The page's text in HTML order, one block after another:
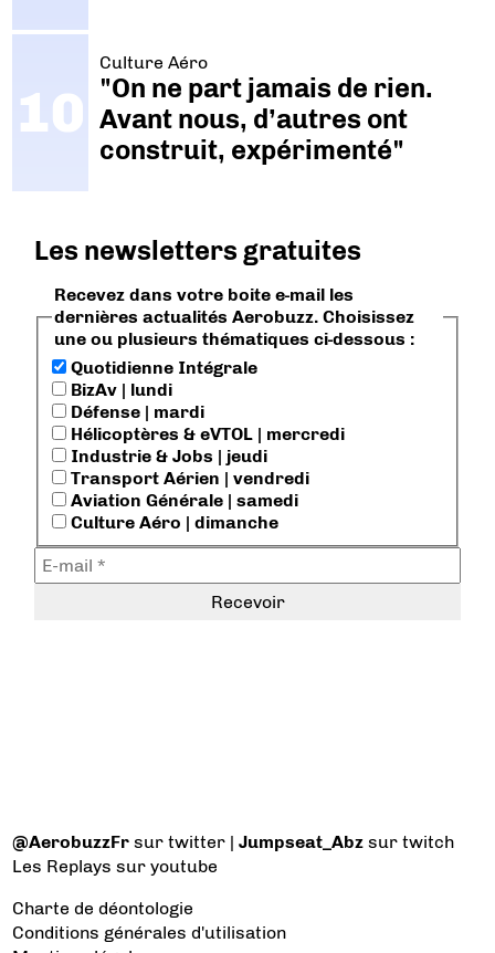
Culture Aéro
"On ne part jamais de rien.
Avant nous, d’autres ont
construit, expérimenté"
Les newsletters gratuites
Recevez dans votre boite e-mail les
dernières actualités Aerobuzz. Choisissez
une ou plusieurs thématiques ci-dessous :
Quotidienne Intégrale
BizAv | lundi
Défense | mardi
Hélicoptères & eVTOL | mercredi
Industrie & Jobs | jeudi
Transport Aérien | vendredi
Aviation Générale | samedi
Culture Aéro | dimanche
@AerobuzzFr sur twitter |Jumpseat_Abz sur twitch
Les Replays sur youtube
Charte de déontologie
Conditions générales d'utilisation